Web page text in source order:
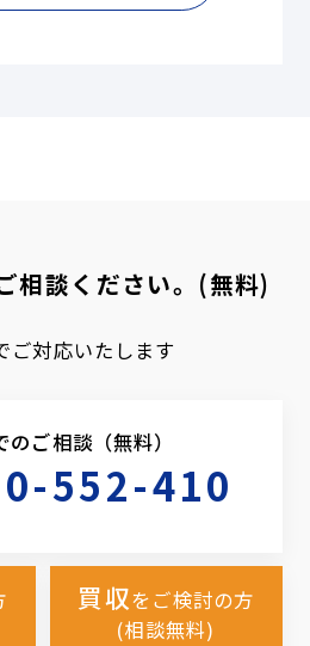
相談ください。(無料)
ご対応いたします
のご相談（無料）
552-410
買収をご検討の方
(相談無料)